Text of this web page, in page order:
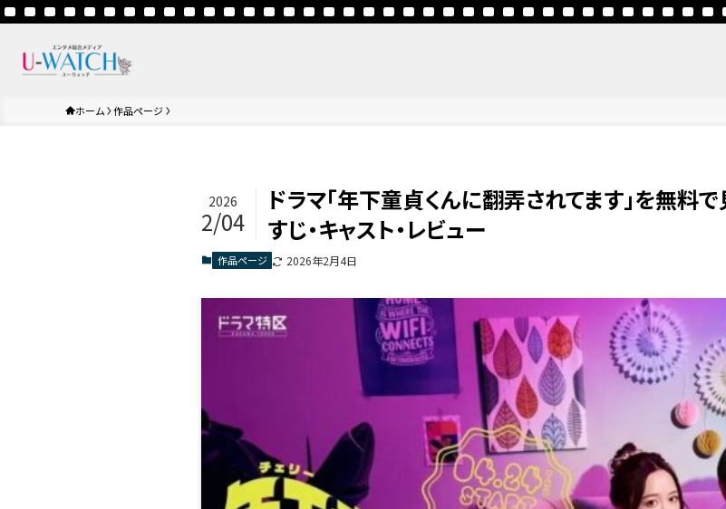
ホーム 作品ページ
ドラマ「年下童貞くんに翻弄されてます」を無料
すじ・キャスト・レビュー
2026
2/04
作品ページ 2026年2月4日